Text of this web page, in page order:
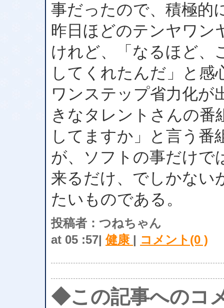
事だったので、積極
昨日ほどのテンヤワン
けれど、「なるほど、
してくれたんだ」と
ワンステップ省力化
きなタレントさんの番
してますか」と言う番
が、ソフトの事だけで
来るだけ、でしかない
たいものである。
投稿者：つねちゃん
at 05 :57|健康 | コメント(0 )
◆この記事へのコ